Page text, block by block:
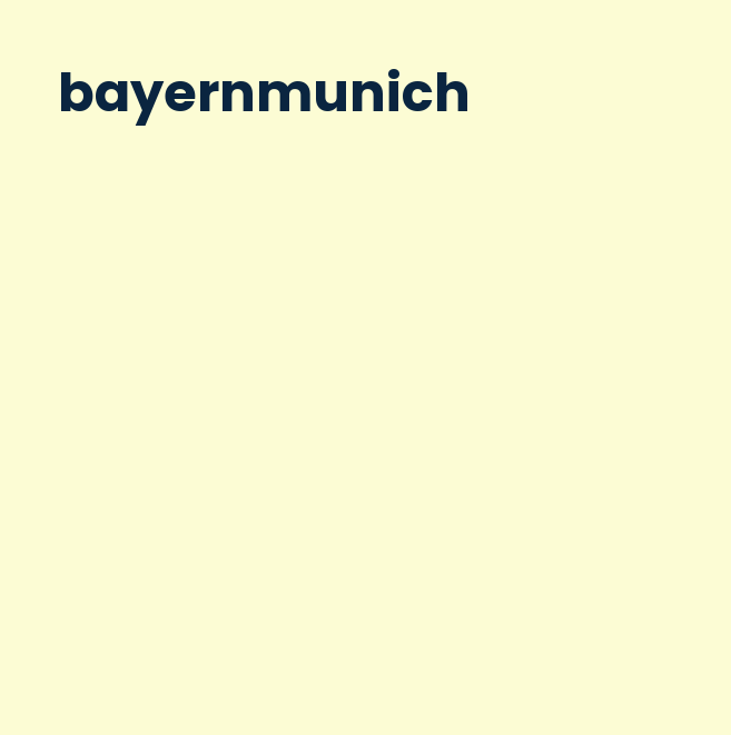
bayernmunich